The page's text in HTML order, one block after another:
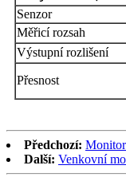
Senzor
Měřicí rozsah
Výstupní rozlišení
Přesnost
Předchozí:
Další: Venkovní